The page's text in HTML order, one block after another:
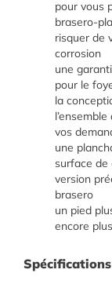
pour vous
brasero-
risquer de
corrosion
une
pour le
la
vos
une
surface de
version
brasero
un pied
encore
Spécifications